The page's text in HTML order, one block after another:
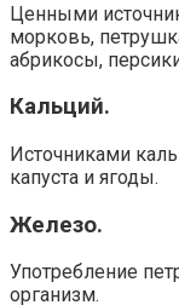
Ценными
морковь,
абрикосы,
Кальций.
Источниками
капуста и ягоды.
Железо.
Употребление
организм.